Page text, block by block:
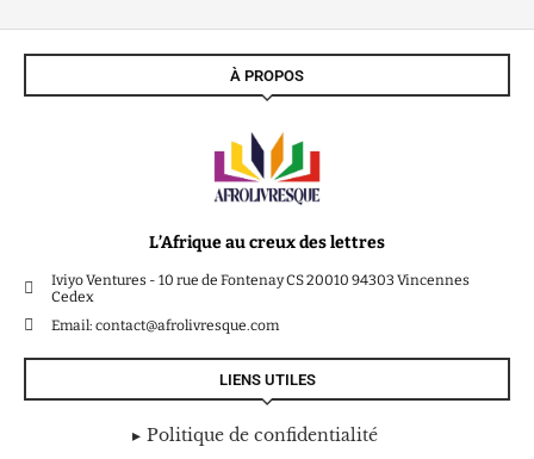
À PROPOS
L’Afrique au creux des lettres
Iviyo Ventures - 10 rue de Fontenay CS 20010 94303 Vincennes
Cedex
Email: contact@afrolivresque.com
LIENS UTILES
Politique de confidentialité